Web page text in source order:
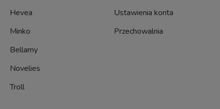
Hevea
Minko
Bellamy
Novelies
Troll
Ustawienia konta
Przechowalnia